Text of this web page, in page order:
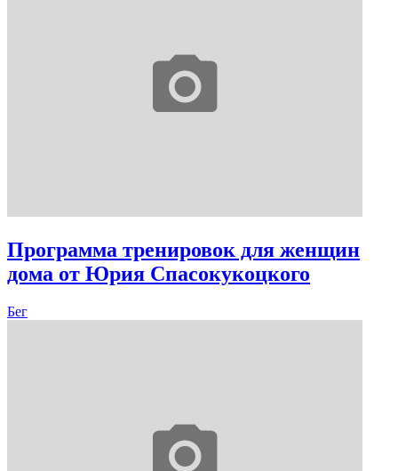
Программа тренировок для женщин
дома от Юрия Спасокукоцкого
Бег